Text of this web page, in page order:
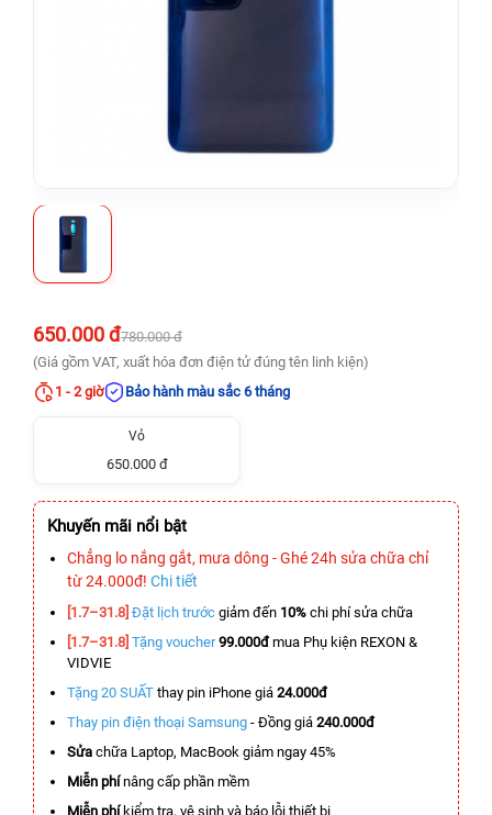
650.000 đ780.000 đ
(Giá gồm VAT, xuất hóa đơn điện tử đúng tên linh kiện)
1 - 2 giờ
Bảo hành màu sắc 6 tháng
Vỏ
650.000 đ
Khuyến mãi nổi bật
Chẳng lo nắng gắt, mưa dông - Ghé 24h sửa chữa chỉ
từ 24.000đ! Chi tiết
[1.7–31.8] Đặt lịch trước giảm đến 10% chi phí sửa chữa
[1.7–31.8] Tặng voucher 99.000đmua Phụ kiện REXON &
VIDVIE
Tặng 20 SUẤT thay pin iPhone giá 24.000đ
Thay pin điện thoại Samsung - Đồng giá 240.000đ
Sửa chữa Laptop, MacBook giảm ngay 45%
Miễn phínâng cấp phần mềm
Miễn phíkiểm tra, vệ sinh và báo lỗi thiết bị